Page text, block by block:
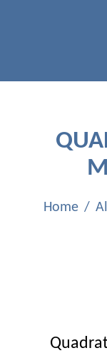
TC
Home